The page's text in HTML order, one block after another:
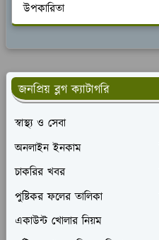
উপকারিতা
জনপ্রিয় ব্লগ ক্যাটাগরি
স্বাস্থ্য ও সেবা
অনলাইন ইনকাম
চাকরির খবর
পুষ্টিকর ফলের তালিকা
একাউন্ট খোলার নিয়ম